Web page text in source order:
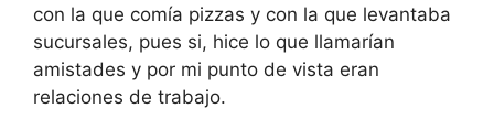
con la que comía pizzas y con la que levantaba
sucursales, pues si, hice lo que llamarían
amistades y por mi punto de vista eran
relaciones de trabajo.